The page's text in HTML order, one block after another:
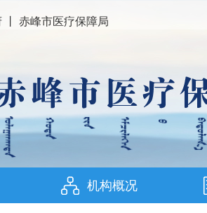
赤峰市医疗保障局
机构概况